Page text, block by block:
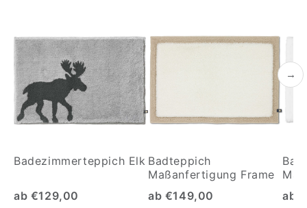
Badezimmerteppich Elk
ab €129,00
Badteppich
Maßanfertigung Frame
ab €149,00
ab
→